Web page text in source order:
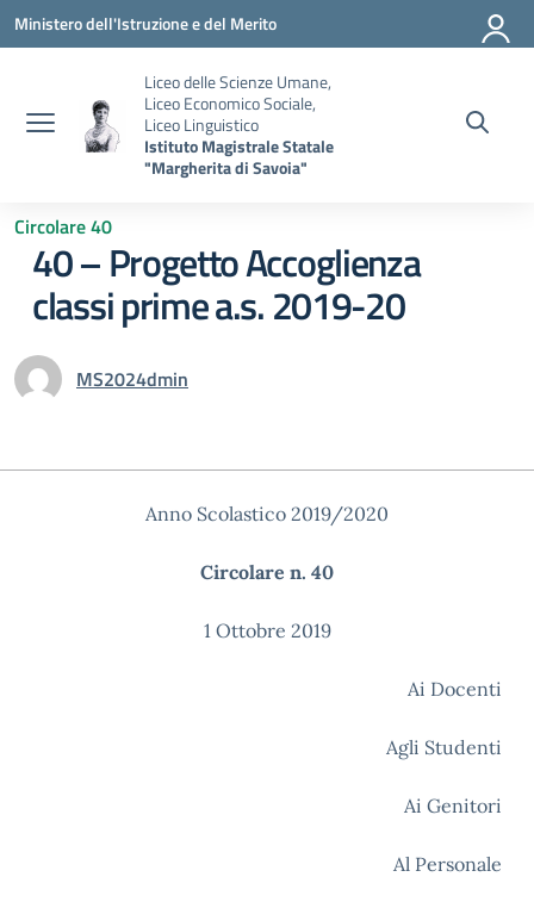
Vai ai contenuti
Vai al menu di navigazione
Vai al footer
Ministero dell'Istruzione e del Merito
Liceo delle Scienze Umane,
Liceo Economico Sociale,
Liceo Linguistico
Istituto Magistrale Statale
"Margherita di Savoia"
Circolare 40
40 – Progetto Accoglienza
classi prime a.s. 2019-20
MS2024dmin
Anno Scolastico 2019/2020
Circolare n. 40
1 Ottobre 2019
Ai Docenti
Agli Studenti
Ai Genitori
Al Personale